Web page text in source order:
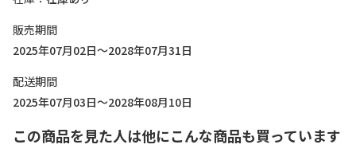
販売期間
2025年07月02日～2028年07月31日
配送期間
2025年07月03日～2028年08月10日
この商品を見た人は他にこんな商品も買っています